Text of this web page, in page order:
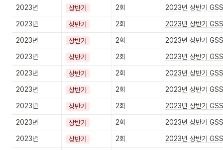
2023년 상반기 2회 2023년 상반기
2023년 상반기 2회 2023년 상반기
2023년 상반기 2회 2023년 상반기
2023년 상반기 2회 2023년 상반기
2023년 상반기 2회 2023년 상반기
2023년 상반기 2회 2023년 상반기
2023년 상반기 2회 2023년 상반기
2023년 상반기 2회 2023년 상반기
2023년 상반기 2회 2023년 상반기